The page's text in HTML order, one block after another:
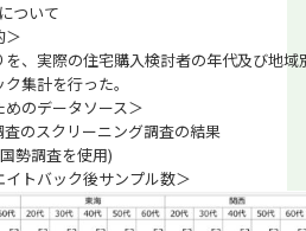
ついて
＞
、実際の住宅購入検討者の年代及び地
集計を行った。
のデータソース＞
のスクリーニング調査の結果
勢調査を使用)
トバック後サンプル数＞